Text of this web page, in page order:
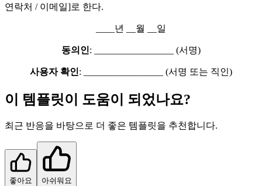
연락처 / 이메일]로 한다.
____년 __월 __일
동의인: _________________ (서명)
사용자 확인: _________________ (서명 또는 직인)
이 템플릿이 도움이 되었나요?
최근 반응을 바탕으로 더 좋은 템플릿을 추천합니다.
좋아요 아쉬워요